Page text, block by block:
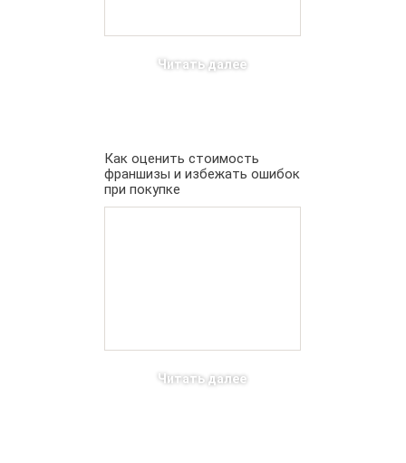
Читать далее
Как оценить стоимость
франшизы и избежать ошибок
при покупке
Читать далее